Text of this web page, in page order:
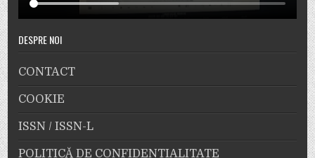
DESPRE NOI
CONTACT
COOKIE
ISSN / ISSN-L
POLITICĂ DE CONFIDENȚIALITATE